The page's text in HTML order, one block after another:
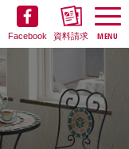
Facebook 資料請求